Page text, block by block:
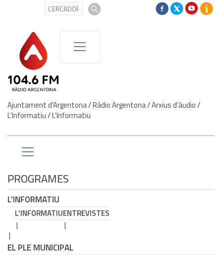
Ajuntament d'Argentona/Ràdio Argentona/Arxius d'àudio/
L'Informatiu/L'Informatiu
PROGRAMES
L'INFORMATIU
L'INFORMATIUENTREVISTES
EL PLE MUNICIPAL